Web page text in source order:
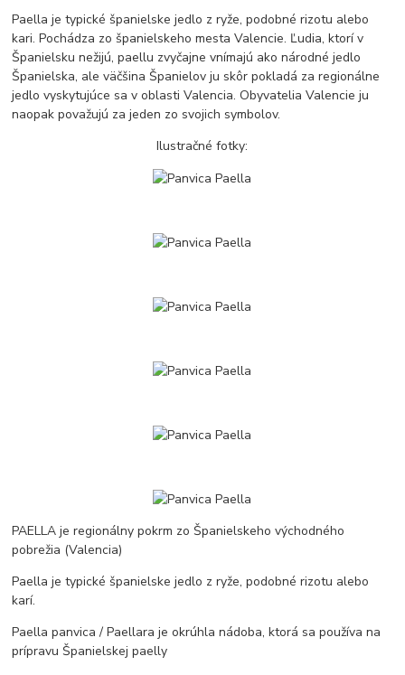
Paella je typické španielske jedlo z ryže, podobné rizotu alebo
kari. Pochádza zo španielskeho mesta Valencie. Ľudia, ktorí v
Španielsku nežijú, paellu zvyčajne vnímajú ako národné jedlo
Španielska, ale väčšina Španielov ju skôr pokladá za regionálne
jedlo vyskytujúce sa v oblasti Valencia. Obyvatelia Valencie ju
naopak považujú za jeden zo svojich symbolov.
Ilustračné fotky:
PAELLA je regionálny pokrm zo Španielskeho východného
pobrežia (Valencia)
Paella je typické španielske jedlo z ryže, podobné rizotu alebo
karí.
Paella panvica / Paellara je okrúhla nádoba, ktorá sa používa na
prípravu Španielskej paelly